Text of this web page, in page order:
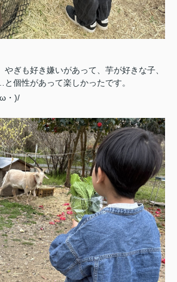
やぎも好き嫌いがあって、芋が好きな子、
個性があって楽しかったです。
・)/